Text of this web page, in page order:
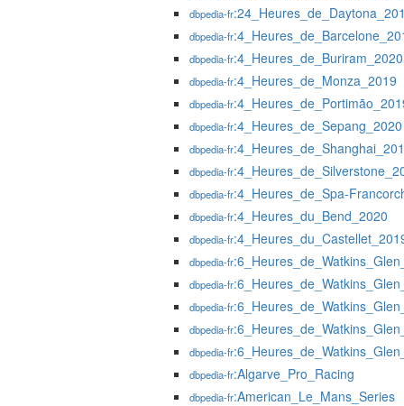
dbpedia-fr
dbpedia-fr
dbpedia-fr:4_Heures_de_Buriram_2020
dbpedia-fr:4_Heures_de_Monza_2019
dbpedia-fr
dbpedia-fr:4_Heures_de_Sepang_2020
dbpedia-fr
dbpedia-fr
dbpedia-fr:4_Heures_de_Spa-
dbpedia-fr:4_Heures_du_Bend_2020
dbpedia-fr
dbpedia-fr
dbpedia-fr
dbpedia-fr
dbpedia-fr
dbpedia-fr
dbpedia-fr:Algarve_Pro_Racing
dbpedia-fr:American_Le_Mans_Series